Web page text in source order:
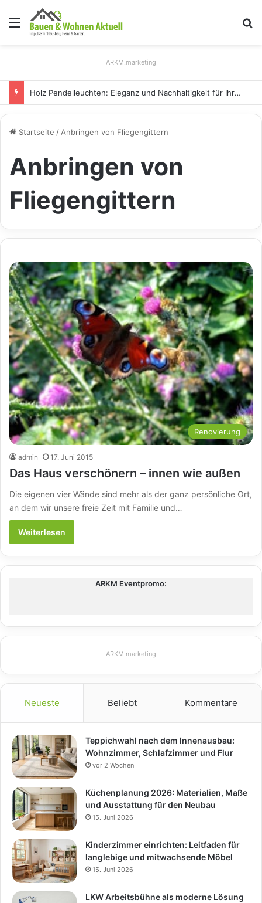
Menü
ARKM.marketing
Holz Pendelleuchten: Eleganz und Nachhaltigkeit für Ihr Zuhause
Startseite / Anbringen von Fliegengittern
Anbringen von
Fliegengittern
Renovierung
admin 17. Juni 2015
Das Haus verschönern – innen wie außen
Die eigenen vier Wände sind mehr als der ganz persönliche Ort,
an dem wir unsere freie Zeit mit Familie und…
Weiterlesen
ARKM Eventpromo:
ARKM.marketing
Neueste Beliebt Kommentare
Teppichwahl nach dem Innenausbau:
Wohnzimmer, Schlafzimmer und Flur
vor 2 Wochen
Küchenplanung 2026: Materialien, Maße
und Ausstattung für den Neubau
15. Juni 2026
Kinderzimmer einrichten: Leitfaden für
langlebige und mitwachsende Möbel
15. Juni 2026
LKW Arbeitsbühne als moderne Lösung